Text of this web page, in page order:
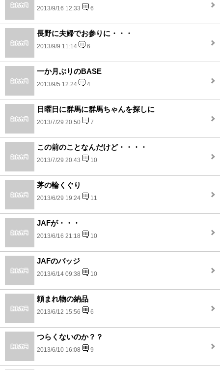
2013/9/16 12:33 6
長野に夫婦でお参りに・・・
2013/9/9 11:14 6
一か月ぶりのBASE
2013/9/5 12:24 4
日曜日に群馬に群馬ちゃんを探しに
2013/7/29 20:50 7
この前のことなんだけど・・・・
2013/7/29 20:43 10
茅の輪くぐり
2013/6/29 19:24 11
JAFが・・・
2013/6/16 21:18 10
JAFのバッジ
2013/6/14 09:38 10
頼まれ物の納品
2013/6/12 15:56 6
つらくないのか？？
2013/6/10 16:08 9